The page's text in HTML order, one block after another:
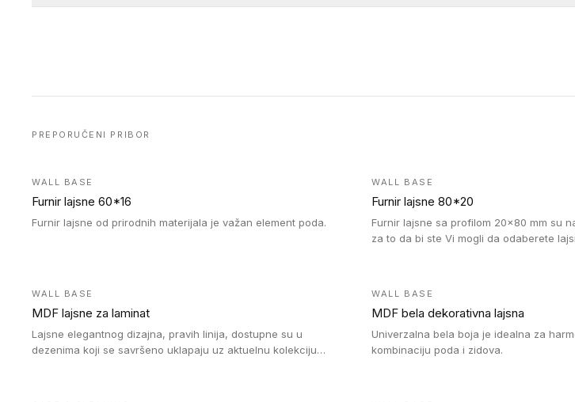
PREPORUČENI PRIBOR
WALL BASE
Furnir lajsne 60*16
Furnir lajsne od prirodnih materijala je važan element poda.
WALL BASE
Furnir lajsne 80*20
Furnir lajsne sa profilom 20x80 mm su
za to da bi ste Vi mogli da odaberete
WALL BASE
MDF lajsne za laminat
Lajsne elegantnog dizajna, pravih linija, dostupne su u
dezenima koji se savršeno uklapaju uz aktuelnu kolekciju
WALL BASE
MDF bela dekorativna lajsna
Univerzalna bela boja je idealna za
kombinaciju poda i zidova.